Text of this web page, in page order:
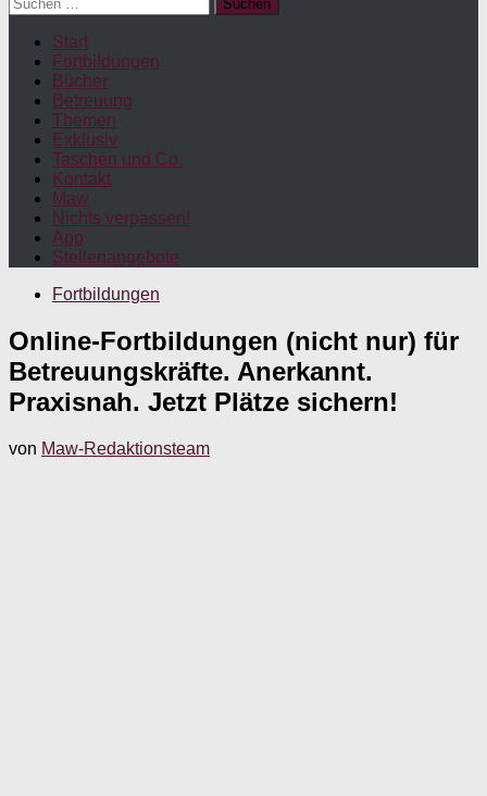
nach:
Start
Fortbildungen
Bücher
Betreuung
Themen
Exklusiv
Taschen und Co.
Kontakt
Maw
Nichts verpassen!
App
Stellenangebote
Fortbildungen
Online-Fortbildungen (nicht nur) für
Betreuungskräfte. Anerkannt.
Praxisnah. Jetzt Plätze sichern!
von Maw-Redaktionsteam